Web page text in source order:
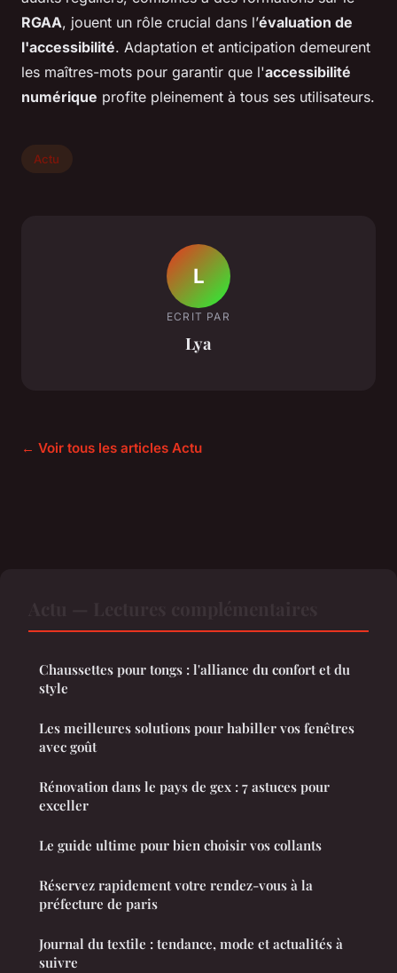
RGAA, jouent un rôle crucial dans l’évaluation de
l'accessibilité. Adaptation et anticipation demeurent
les maîtres-mots pour garantir que l'accessibilité
numérique profite pleinement à tous ses utilisateurs.
Actu
L
ECRIT PAR
Lya
← Voir tous les articles Actu
Chaussettes pour tongs : l'alliance du confort et du
style
Les meilleures solutions pour habiller vos fenêtres
avec goût
Rénovation dans le pays de gex : 7 astuces pour
exceller
Le guide ultime pour bien choisir vos collants
Réservez rapidement votre rendez-vous à la
préfecture de paris
Journal du textile : tendance, mode et actualités à
suivre